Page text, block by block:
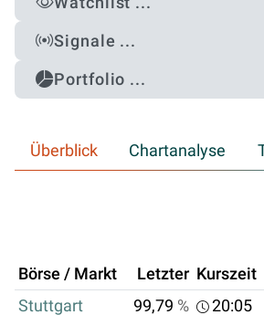
Signale ...
Portfolio ...
Überblick Chartanalyse
Börse / Markt Letzter Kurszeit
Stuttgart
99,79 % 20:05